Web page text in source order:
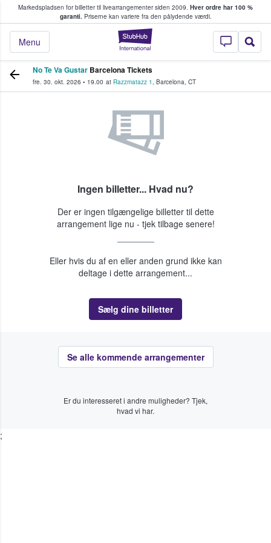
Markedspladsen for billetter til livearrangementer siden 2009. Hver ordre har 100 %
garanti.Priserne kan variere fra den pålydende værdi.
StubHub - Hvor
Menu
køber og sælger billetter
No Te Va Gustar Barcelona Tickets
fre. 30. okt. 2026 • 19.00 at Razzmatazz 1, Barcelona, CT
Ingen billetter... Hvad nu?
Der er ingen tilgængelige billetter til dette
arrangement lige nu - tjek tilbage senere!
Eller hvis du af en eller anden grund ikke kan
deltage i dette arrangement...
Sælg dine billetter
Se alle kommende arrangementer
Er du interesseret i andre muligheder? Tjek,
hvad vi har.
;